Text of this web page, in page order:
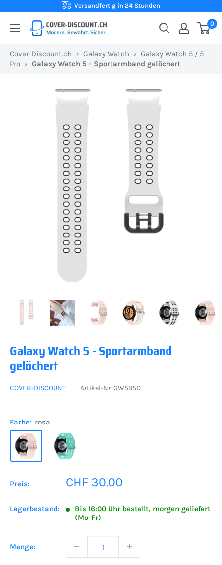
Inhalt
Versandfertig in 24 Stunden
Cover-
Ihr
Onlineshop
Schutzhüllen
0
Cover-Discount.ch › Galaxy Watch › Galaxy Watch 5 / 5
Pro › Galaxy Watch 5 - Sportarmband gelöchert
Galaxy Watch 5 - Sportarmband
gelöchert
COVER-DISCOUNT Artikel-Nr:GW595D
Farbe: rosa
Preis: Sonderpreis
CHF 30.00
Lagerbestand:
Bis 16:00 Uhr bestellt, morgen geliefert
(Mo-Fr)
Menge: